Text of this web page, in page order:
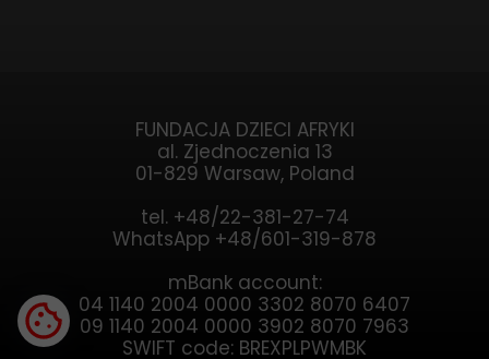
FUNDACJA DZIECI AFRYKI
al. Zjednoczenia 13
01-829 Warsaw, Poland
tel. +48/22-381-27-74
WhatsApp +48/601-319-878
mBank account:
04 1140 2004 0000 3302 8070 6407
09 1140 2004 0000 3902 8070 7963
SWIFT code: BREXPLPWMBK